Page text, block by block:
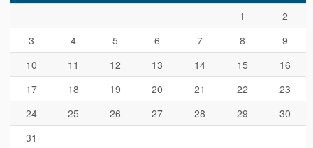
1
2
3
4 5 6 7 8
9
10
11 12 13 14 15
16
17
18 19 20 21 22
23
24
25 26 27 28 29
30
31